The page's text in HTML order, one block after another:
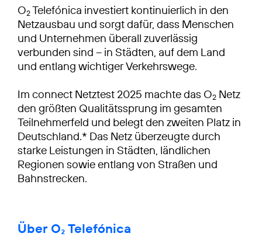
O2Telefónica investiert kontinuierlich in den
Netzausbau und sorgt dafür, dass Menschen
und Unternehmen überall zuverlässig
verbunden sind – in Städten, auf dem Land
und entlang wichtiger Verkehrswege.
Im connect Netztest 2025 machte das O2 Netz
den größten Qualitätssprung im gesamten
Teilnehmerfeld und belegt den zweiten Platz in
Deutschland.* Das Netz überzeugte durch
starke Leistungen in Städten, ländlichen
Regionen sowie entlang von Straßen und
Bahnstrecken.
Über O₂ Telefónica